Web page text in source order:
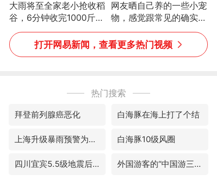
大雨将至全家老小抢收稻
谷，6分钟收完1000斤，
没有一个人掉链子
网友晒自己养的一些小宠
物，感觉跟常见的确实有
些不一样
打开网易新闻，查看更多热门视频
热门搜索
拜登前列腺癌恶化 白海豚在海上打了个结
上海升级暴雨预警为橙色 白海豚10级风圈
四川宜宾5.5级地震后余震为何不断 外国游客的“中国游三件套”火了